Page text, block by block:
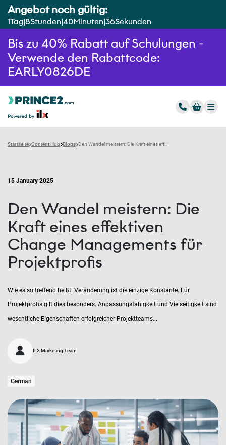
Angebot noch gültig:
1Tag 8Stunden 40Minuten 35Sekunden
Bis zu 40% Rabatt auf Schulungen -
Verwende den Rabattcode:
EARLY0826DE
Startseite Content Hub Blogs Den Wandel meistern: Die Kraft eines effektiven Change Managements für Projektprofis
15 January 2025
Den Wandel meistern: Die
Kraft eines effektiven
Change Managements für
Projektprofis
Wie es so treffend heißt: Veränderung ist die einzige Konstante. Für
Projektprofis gilt dies besonders. Anpassungsfähigkeit und Vielseitigkeit sind
wesentliche Eigenschaften erfolgreicher Projektteams...
ILX Marketing Team
German